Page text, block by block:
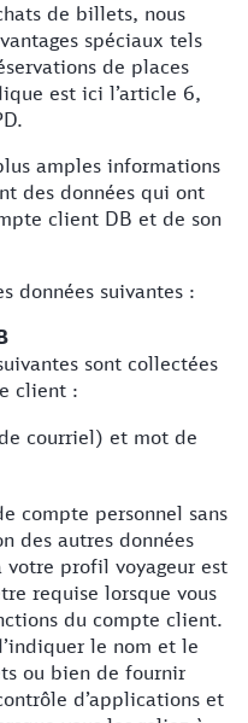
de billets, nous
spéciaux tels
de places
est ici l’article 6,
amples informations
des données qui ont
client DB et de son
données suivantes :
sont collectées
client :
courriel) et mot de
compte personnel sans
des autres données
profil voyageur est
requise lorsque vous
du compte client.
le nom et le
ou bien de fournir
d’applications et